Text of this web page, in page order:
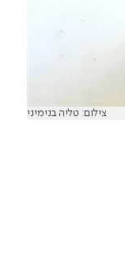
צילום: טליה בנימיני